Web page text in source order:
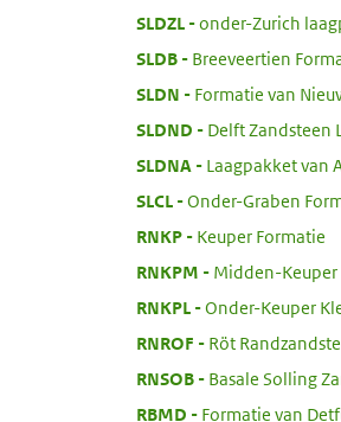
SLDZL
onder-Zurich
SLDB:
Breeveertien
SLDN
Formatie van
SLDND
Delft Zandsteen
SLDNA
Laagpakket van
SLCL
Onder-Graben
RNKP:
Keuper Formatie
RNKPM
Midden-
RNKPL
Onder-Keuper
RNROF
Röt
RNSOB:
Basale Solling
RBMD
Formatie van